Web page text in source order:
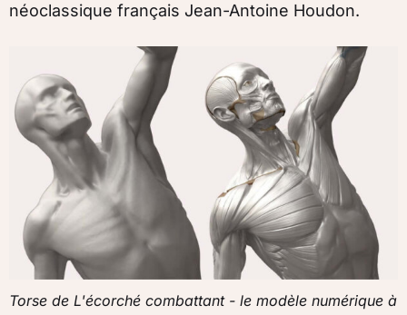
néoclassique français Jean-Antoine Houdon.
Torse de L'écorché combattant - le modèle numérique à